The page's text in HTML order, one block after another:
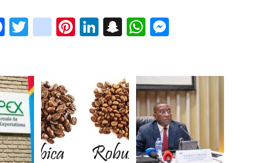
Fa
ce
o
o
k
T
wi
er
in
st
ra
m
Pi
nt
Li
n
dI
n
S
n
pc
h
at
W
h
sA
p
p
n
ge
r